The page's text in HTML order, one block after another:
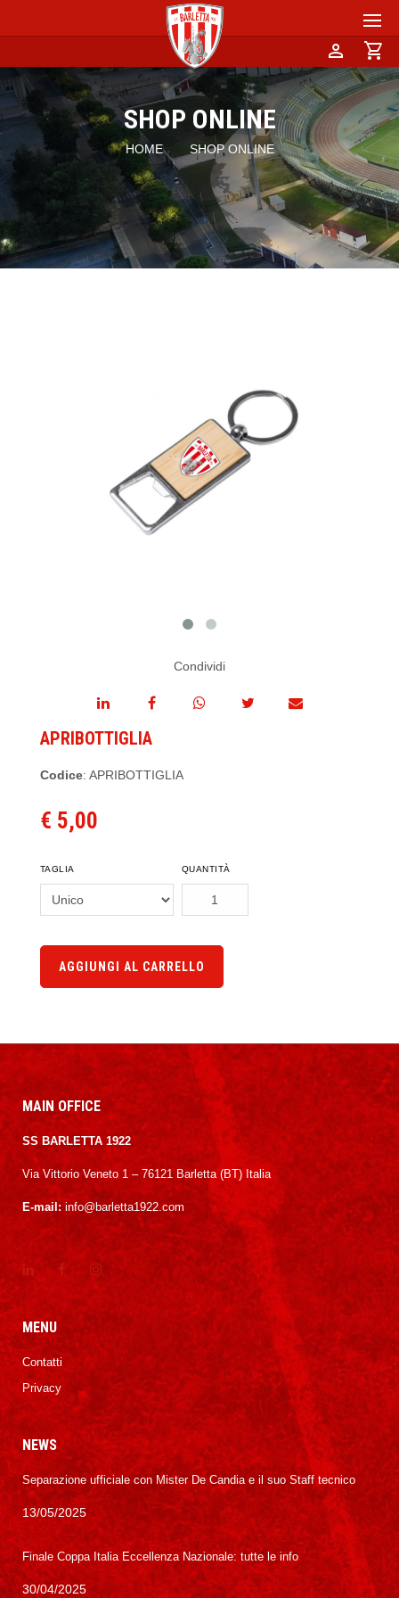
person shopping_cart
SHOP ONLINE
HOME SHOP ONLINE
Condividi
APRIBOTTIGLIA
Codice: APRIBOTTIGLIA
€ 5,00
TAGLIA QUANTITÀ
AGGIUNGI AL CARRELLO
MAIN OFFICE
SS BARLETTA 1922
Via Vittorio Veneto 1 – 76121 Barletta (BT) Italia
E-mail: info@barletta1922.com
MENU
Contatti
Privacy
NEWS
Separazione ufficiale con Mister De Candia e il suo Staff tecnico
13/05/2025
Finale Coppa Italia Eccellenza Nazionale: tutte le info
30/04/2025